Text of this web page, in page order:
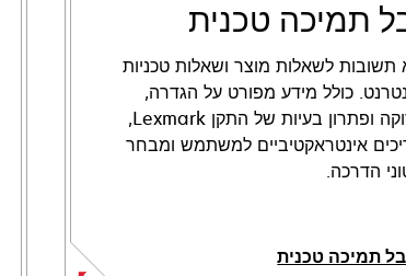
תמיכה טכנית
תשובות לשאלות מוצר ושאלות טכניות
כולל מידע מפורט על הגדרה,
תחזוקה ופתרון בעיות של התקן Lexmark,
אינטראקטיביים למשתמש ומבחר
הדרכה.
תמיכה טכנית